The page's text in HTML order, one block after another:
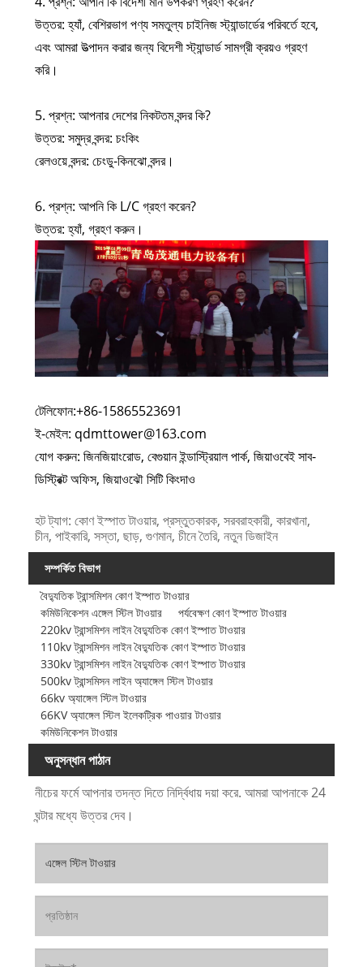
উত্তর: হ্যাঁ, বেশিরভাগ পণ্য সমতুল্য চাইনিজ স্ট্যান্ডার্ডের পরিবর্তে হবে,
এবং আমরা উত্পাদন করার জন্য বিদেশী স্ট্যান্ডার্ড সামগ্রী ক্রয়ও গ্রহণ
করি।
5. প্রশ্ন: আপনার দেশের নিকটতম বন্দর কি?
উত্তর: সমুদ্র বন্দর: চংকিং
রেলওয়ে বন্দর: চেংডু-কিনঝো বন্দর।
6. প্রশ্ন: আপনি কি L/C গ্রহণ করেন?
উত্তর: হ্যাঁ, গ্রহণ করুন।
টেলিফোন:+86-15865523691
ই-মেইল: qdmttower@163.com
যোগ করুন: জিনজিয়াংরোড, বেগুয়ান ইন্ডাস্ট্রিয়াল পার্ক, জিয়াওবেই সাব-
ডিস্ট্রিক্ট অফিস, জিয়াওঝৌ সিটি কিংদাও
হট ট্যাগ: কোণ ইস্পাত টাওয়ার, প্রস্তুতকারক, সরবরাহকারী, কারখানা,
চীন, পাইকারি, সস্তা, ছাড়, গুণমান, চীনে তৈরি, নতুন ডিজাইন
সম্পর্কিত বিভাগ
বৈদ্যুতিক ট্রান্সমিশন কোণ ইস্পাত টাওয়ার
কমিউনিকেশন এঙ্গেল স্টিল টাওয়ার
পর্যবেক্ষণ কোণ ইস্পাত টাওয়ার
220kv ট্রান্সমিশন লাইন বৈদ্যুতিক কোণ ইস্পাত টাওয়ার
110kv ট্রান্সমিশন লাইন বৈদ্যুতিক কোণ ইস্পাত টাওয়ার
330kv ট্রান্সমিশন লাইন বৈদ্যুতিক কোণ ইস্পাত টাওয়ার
500kv ট্রান্সমিসন লাইন অ্যাঙ্গেল স্টিল টাওয়ার
66kv অ্যাঙ্গেল স্টিল টাওয়ার
66KV অ্যাঙ্গেল স্টিল ইলেকট্রিক পাওয়ার টাওয়ার
কমিউনিকেশন টাওয়ার
অনুসন্ধান পাঠান
নীচের ফর্মে আপনার তদন্ত দিতে নির্দ্বিধায় দয়া করে. আমরা আপনাকে 24
ঘন্টার মধ্যে উত্তর দেব।